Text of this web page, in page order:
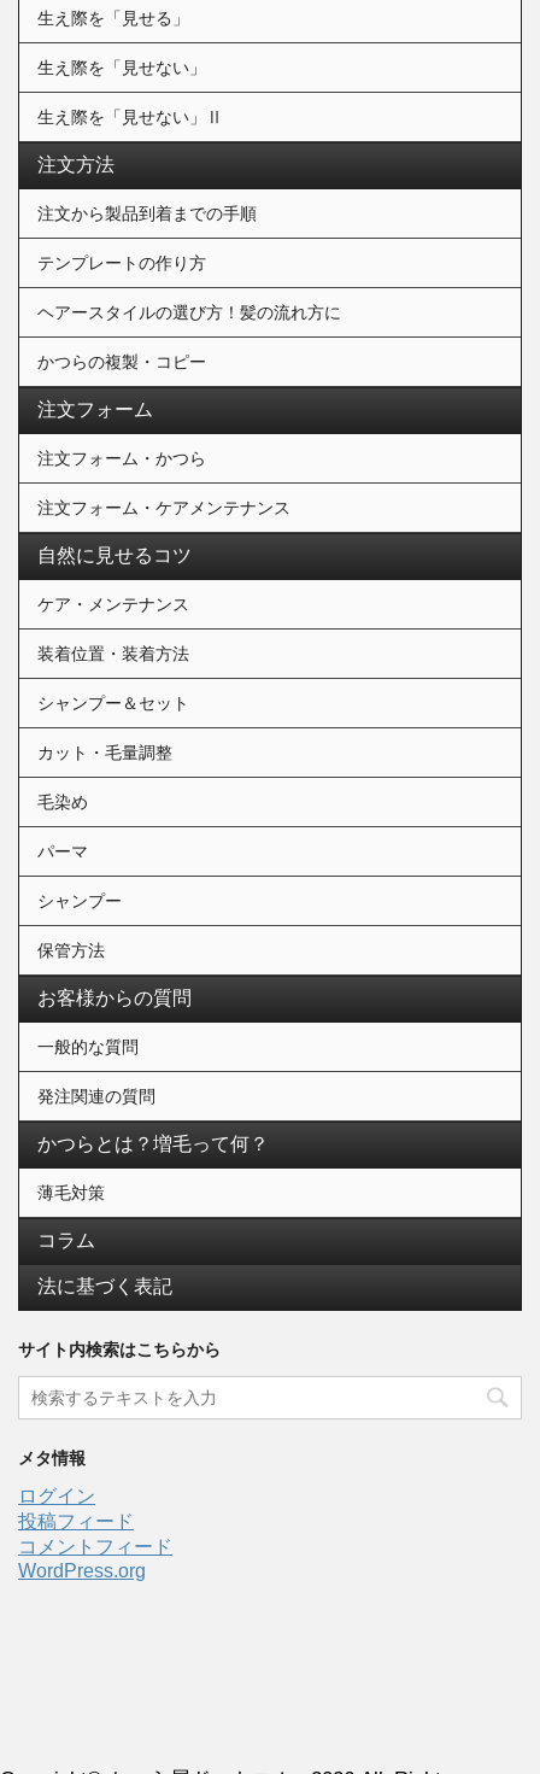
生え際を「見せる」
生え際を「見せない」
生え際を「見せない」Ⅱ
注文方法
注文から製品到着までの手順
テンプレートの作り方
ヘアースタイルの選び方！髪の流れ方に
かつらの複製・コピー
注文フォーム
注文フォーム・かつら
注文フォーム・ケアメンテナンス
自然に見せるコツ
ケア・メンテナンス
装着位置・装着方法
シャンプー＆セット
カット・毛量調整
毛染め
パーマ
シャンプー
保管方法
お客様からの質問
一般的な質問
発注関連の質問
かつらとは？増毛って何？
薄毛対策
コラム
法に基づく表記
サイト内検索はこちらから
メタ情報
ログイン
投稿フィード
コメントフィード
WordPress.org